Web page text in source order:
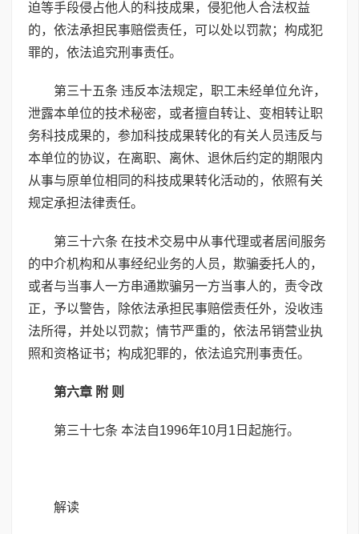
迫等手段侵占他人的科技成果，侵犯他人合法权益
的，依法承担民事赔偿责任，可以处以罚款；构成犯
罪的，依法追究刑事责任。
第三十五条 违反本法规定，职工未经单位允许，
泄露本单位的技术秘密，或者擅自转让、变相转让职
务科技成果的，参加科技成果转化的有关人员违反与
本单位的协议，在离职、离休、退休后约定的期限内
从事与原单位相同的科技成果转化活动的，依照有关
规定承担法律责任。
第三十六条 在技术交易中从事代理或者居间服务
的中介机构和从事经纪业务的人员，欺骗委托人的，
或者与当事人一方串通欺骗另一方当事人的，责令改
正，予以警告，除依法承担民事赔偿责任外，没收违
法所得，并处以罚款；情节严重的，依法吊销营业执
照和资格证书；构成犯罪的，依法追究刑事责任。
第六章 附 则
第三十七条 本法自1996年10月1日起施行。
解读